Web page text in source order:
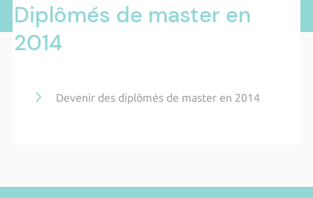
Diplômés de master en
2014
Devenir des diplômés de master en 2014